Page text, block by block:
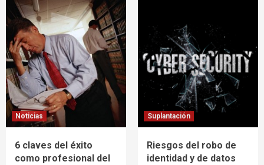
Noticias
6 claves del éxito
como profesional del
Suplantación
Riesgos del robo de
identidad y de datos